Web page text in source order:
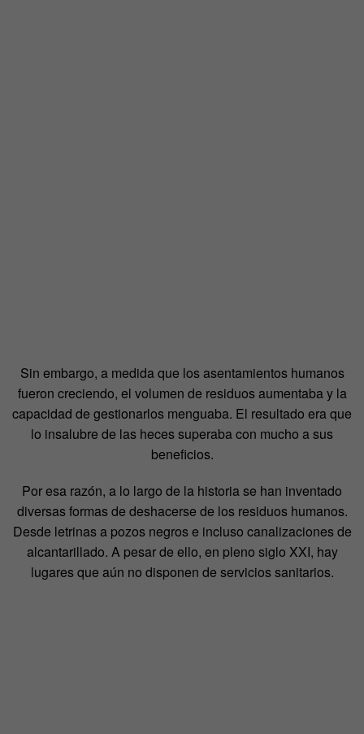
Sin embargo, a medida que los asentamientos humanos
fueron creciendo, el volumen de residuos aumentaba y la
capacidad de gestionarlos menguaba. El resultado era que
lo insalubre de las heces superaba con mucho a sus
beneficios.
Por esa razón, a lo largo de la historia se han inventado
diversas formas de deshacerse de los residuos humanos.
Desde letrinas a pozos negros e incluso canalizaciones de
alcantarillado. A pesar de ello, en pleno siglo XXI, hay
lugares que aún no disponen de servicios sanitarios.